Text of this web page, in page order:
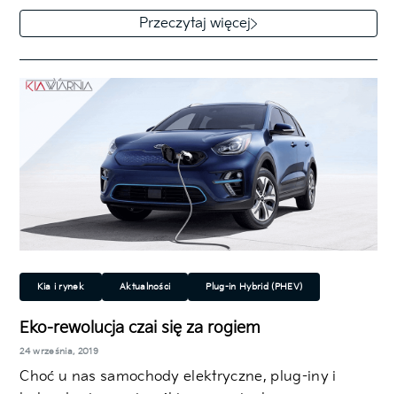
Przeczytaj więcej
Kia i rynek Aktualności Plug-in Hybrid (PHEV)
Eko-rewolucja czai się za rogiem
24 września, 2019
Choć u nas samochody elektryczne, plug-iny i